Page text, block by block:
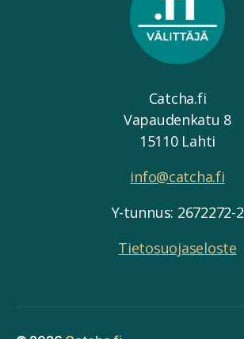
Catcha.fi
Vapaudenkatu 8
15110 Lahti
info@catcha.fi
Y-tunnus: 2672272-2
Tietosuojaseloste